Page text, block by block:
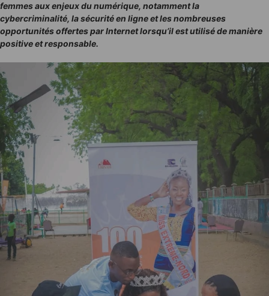
femmes aux enjeux du numérique, notamment la
cybercriminalité, la sécurité en ligne et les nombreuses
opportunités offertes par Internet lorsqu’il est utilisé de manière
positive et responsable.